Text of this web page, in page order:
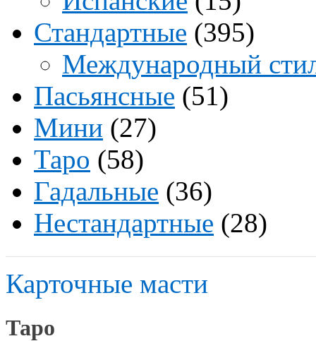
Стандартные (395)
Международный
Пасьянсные (51)
Мини (27)
Таро (58)
Гадальные (36)
Нестандартные (28)
Карточные масти
Таро